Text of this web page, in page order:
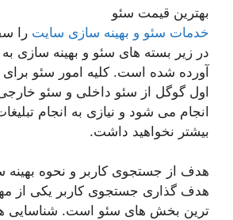
بهترین قیمت سئو
خدمات سئو و بهینه سازی سایت را
در زیر بسته های سئو و بهینه سازی
آورده شده است. کلیه امور سئو برای
اول گوگل از سئو داخلی و سئو
انجام می شود و نیازی به انجام
بیشتر نخواهید داشت.
هدف از جستجوی کاربر و نحوه بهینه
هدف گذاری جستجوی کاربر یکی از
ترین بخش های سئو است. شناسایی